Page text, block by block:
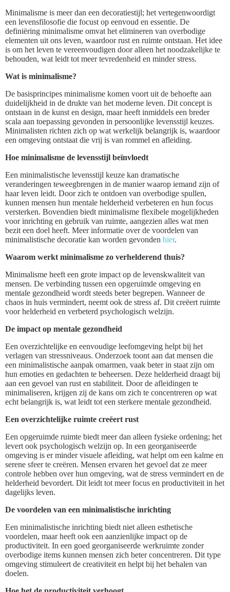
Minimalisme is meer dan een decoratiestijl; het vertegenwoordigt
een levensfilosofie die focust op eenvoud en essentie. De
definiëring minimalisme omvat het elimineren van overbodige
elementen uit ons leven, waardoor rust en ruimte ontstaan. Het idee
is om het leven te vereenvoudigen door alleen het noodzakelijke te
behouden, wat leidt tot meer tevredenheid en minder stress.
Wat is minimalisme?
De basisprincipes minimalisme komen voort uit de behoefte aan
duidelijkheid in de drukte van het moderne leven. Dit concept is
ontstaan in de kunst en design, maar heeft inmiddels een breder
scala aan toepassing gevonden in persoonlijke levensstijl keuzes.
Minimalisten richten zich op wat werkelijk belangrijk is, waardoor
een omgeving ontstaat die vrij is van rommel en afleiding.
Hoe minimalisme de levensstijl beïnvloedt
Een minimalistische levensstijl keuze kan dramatische
veranderingen teweegbrengen in de manier waarop iemand zijn of
haar leven leidt. Door zich te ontdoen van overbodige spullen,
kunnen mensen hun mentale helderheid verbeteren en hun focus
versterken. Bovendien biedt minimalisme flexibele mogelijkheden
voor inrichting en gebruik van ruimte, aangezien alles wat men
bezit een doel heeft. Meer informatie over de voordelen van
minimalistische decoratie kan worden gevonden hier.
Waarom werkt minimalisme zo verhelderend thuis?
Minimalisme heeft een grote impact op de levenskwaliteit van
mensen. De verbinding tussen een opgeruimde omgeving en
mentale gezondheid wordt steeds beter begrepen. Wanneer de
chaos in huis vermindert, neemt ook de stress af. Dit creëert ruimte
voor helderheid en verbeterd psychologisch welzijn.
De impact op mentale gezondheid
Een overzichtelijke en eenvoudige leefomgeving helpt bij het
verlagen van stressniveaus. Onderzoek toont aan dat mensen die
een minimalistische aanpak omarmen, vaak beter in staat zijn om
hun emoties en gedachten te beheersen. Deze helderheid draagt bij
aan een gevoel van rust en stabiliteit. Door de afleidingen te
minimaliseren, krijgen zij de kans om zich te concentreren op wat
echt belangrijk is, wat leidt tot een sterkere mentale gezondheid.
Een overzichtelijke ruimte creëert rust
Een opgeruimde ruimte biedt meer dan alleen fysieke ordening; het
levert ook psychologisch welzijn op. In een georganiseerde
omgeving is er minder visuele afleiding, wat helpt om een kalme en
serene sfeer te creëren. Mensen ervaren het gevoel dat ze meer
controle hebben over hun omgeving, wat de stress vermindert en de
helderheid bevordert. Dit leidt tot meer focus en productiviteit in het
dagelijks leven.
De voordelen van een minimalistische inrichting
Een minimalistische inrichting biedt niet alleen esthetische
voordelen, maar heeft ook een aanzienlijke impact op de
productiviteit. In een goed georganiseerde werkruimte zonder
overbodige items kunnen mensen zich beter concentreren. Dit type
omgeving stimuleert de creativiteit en helpt bij het behalen van
doelen.